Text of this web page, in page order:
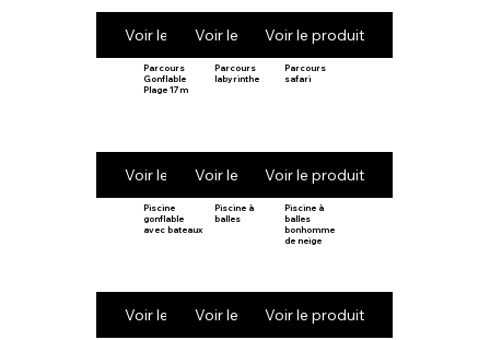
Voir le produitVoir le produitVoir le produit
Parcours
Gonflable
Plage 17m
Voir le produit
Parcours
labyrinthe
Voir le produit
Parcours
safari
Voir le produit
Piscine
gonflable
avec bateaux
Voir le produit
Piscine à
balles
Voir le produit
Piscine à
balles
bonhomme
de neige
Voir le produit